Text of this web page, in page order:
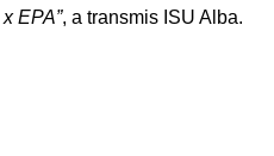
EPA”, a transmis ISU Alba.